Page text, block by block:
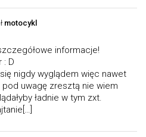
motocykl
informacje!
: D
nigdy wyglądem więc nawet
pod uwagę zresztą nie wiem
ładnie w tym zxt.